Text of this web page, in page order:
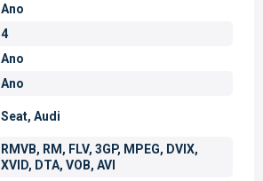
Ano
4
Ano
Ano
Seat, Audi
RMVB, RM, FLV, 3GP, MPEG, DVIX,
XVID, DTA, VOB, AVI